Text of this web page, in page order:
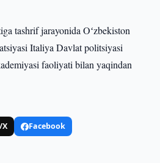
tashrif jarayonida Oʻzbekiston
Italiya Davlat politsiyasi
faoliyati bilan yaqindan
Facebook